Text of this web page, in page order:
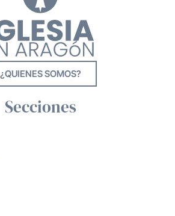
¿QUIENES SOMOS?
Secciones